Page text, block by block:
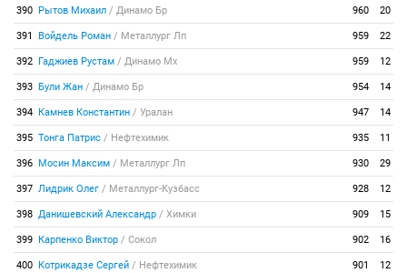
390 Рытов Михаил / Динамо Бр 960 20
391 Войдель Роман / Металлург Лп 959 22
392 Гаджиев Рустам / Динамо Мх 959 12
393 Були Жан / Динамо Бр 954 14
394 Камнев Константин / Уралан 947 14
395 Тонга Патрис / Нефтехимик 935 11
396 Мосин Максим / Металлург Лп 930 29
397 Лидрик Олег / Металлург-Кузбасс 928 12
398 Данишевский Александр / Химки 909 15
399 Карпенко Виктор / Сокол 902 16
400 Котрикадзе Сергей / Нефтехимик 901 12